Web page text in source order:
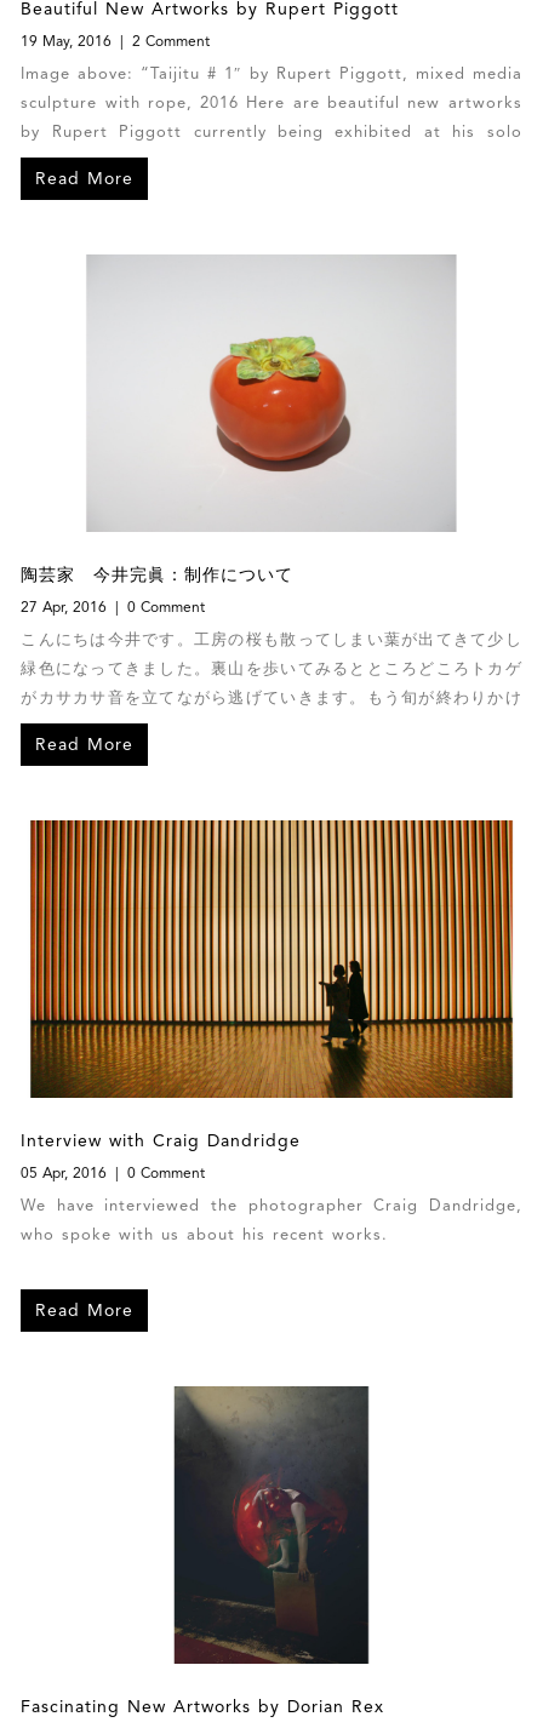
Beautiful New Artworks by Rupert Piggott
19 May, 2016 2 Comment
Image above: “Taijitu # 1″ by Rupert Piggott, mixed media
sculpture with rope, 2016 Here are beautiful new artworks
by Rupert Piggott currently being exhibited at his solo
exhibition in Barbados.
Read More
陶芸家 今井完眞：制作について
27 Apr, 2016 0 Comment
こんにちは今井です。工房の桜も散ってしまい葉が出てきて少し
緑色になってきました。裏山を歩いてみるとところどころトカゲ
がカサカサ音を立てながら逃げていきます。もう旬が終わりかけ
の椿にヘビが巻き付いてきれいだったので思わず写真に撮ってし
Read More
Interview with Craig Dandridge
05 Apr, 2016 0 Comment
We have interviewed the photographer Craig Dandridge,
who spoke with us about his recent works.
Read More
Fascinating New Artworks by Dorian Rex